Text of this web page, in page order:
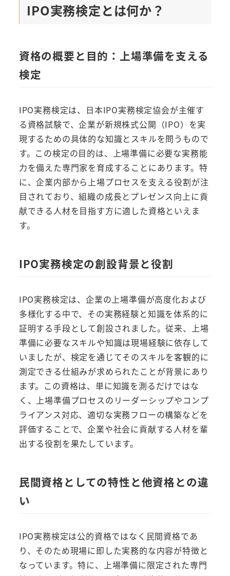
IPO実務検定とは何か？
資格の概要と目的：上場準備を支える
検定
IPO実務検定は、日本IPO実務検定協会が主催す
る資格試験で、企業が新規株式公開（IPO）を実
現するための具体的な知識とスキルを問うもので
す。この検定の目的は、上場準備に必要な実務能
力を備えた専門家を育成することにあります。特
に、企業内部から上場プロセスを支える役割が注
目されており、組織の成長とプレゼンス向上に貢
献できる人材を目指す方に適した資格といえま
す。
IPO実務検定の創設背景と役割
IPO実務検定は、企業の上場準備が高度化および
多様化する中で、その実務経験と知識を体系的に
証明する手段として創設されました。従来、上場
準備に必要なスキルや知識は現場経験に依存して
いましたが、検定を通じてそのスキルを客観的に
測定できる仕組みが求められたことが背景にあり
ます。この資格は、単に知識を測るだけではな
く、上場準備プロセスのリーダーシップやコンプ
ライアンス対応、適切な実務フローの構築などを
評価することで、企業や社会に貢献する人材を輩
出する役割を果たしています。
民間資格としての特性と他資格との違
い
IPO実務検定は公的資格ではなく民間資格であ
り、そのため現場に即した実務的な内容が特徴と
なっています。特に、上場準備に限定された専門